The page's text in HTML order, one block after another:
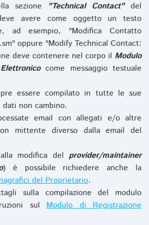
sezione
"Technical Contact"del
avere come oggetto un testo
ad esempio, "Modifica Contatto
oppure "Modify Technical Contact:
deve contenere nel corpo il Modulo
come messaggio testuale
essere compilato in tutte le sue
non cambino.
email con allegati e/o altre
mittente diverso dalla email del
modifica del provider/maintainer
) è possibile richiedere anche la
del Proprietario.
sulla compilazione del modulo
sul Modulo di Registrazione